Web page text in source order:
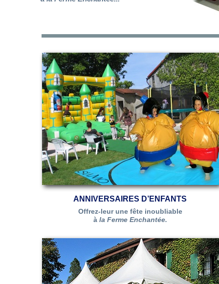
ANNIVERSAIRES D’ENFANTS
Offrez-leur une fête inoubliable
à la Ferme Enchantée.